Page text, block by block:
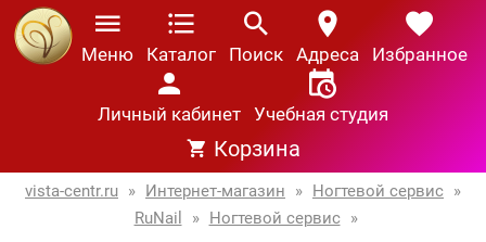
Меню Каталог Поиск Адреса Избранное
Личный кабинет Учебная студия
Корзина
vista-centr.ru » Интернет-магазин » Ногтевой сервис »
RuNail
» Ногтевой сервис »